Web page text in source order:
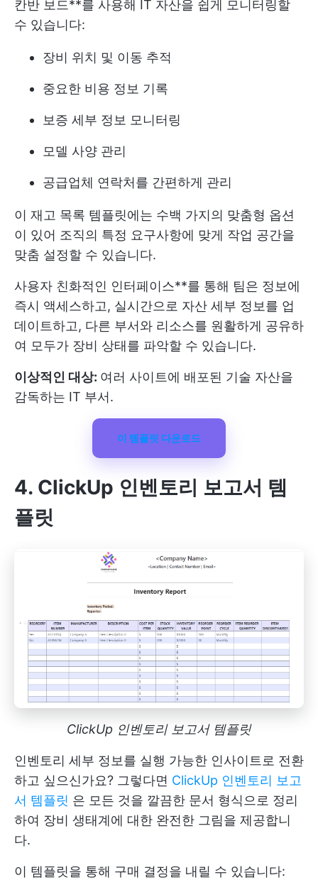
칸반 보드**를 사용해 IT 자산을 쉽게 모니터링할
수 있습니다:
장비 위치 및 이동 추적
중요한 비용 정보 기록
보증 세부 정보 모니터링
모델 사양 관리
공급업체 연락처를 간편하게 관리
이 재고 목록 템플릿에는 수백 가지의 맞춤형 옵션
이 있어 조직의 특정 요구사항에 맞게 작업 공간을
맞춤 설정할 수 있습니다.
사용자 친화적인 인터페이스**를 통해 팀은 정보에
즉시 액세스하고, 실시간으로 자산 세부 정보를 업
데이트하고, 다른 부서와 리소스를 원활하게 공유하
여 모두가 장비 상태를 파악할 수 있습니다.
이상적인 대상: 여러 사이트에 배포된 기술 자산을
감독하는 IT 부서.
이 템플릿 다운로드
4. ClickUp 인벤토리 보고서 템
플릿
ClickUp 인벤토리 보고서 템플릿
인벤토리 세부 정보를 실행 가능한 인사이트로 전환
하고 싶으신가요? 그렇다면 ClickUp 인벤토리 보고
서 템플릿 은 모든 것을 깔끔한 문서 형식으로 정리
하여 장비 생태계에 대한 완전한 그림을 제공합니
다.
이 템플릿을 통해 구매 결정을 내릴 수 있습니다: